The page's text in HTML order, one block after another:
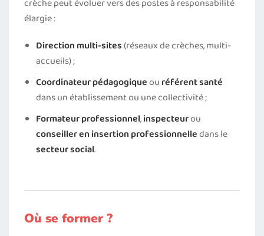
crèche peut évoluer vers des postes à responsabilité
élargie :
Direction multi-sites (réseaux de crèches, multi-
accueils) ;
Coordinateur pédagogiqueou référent santé
dans un établissement ou une collectivité ;
Formateur professionnel,inspecteurou
conseiller en insertion professionnelledans le
secteur social.
Où se former ?